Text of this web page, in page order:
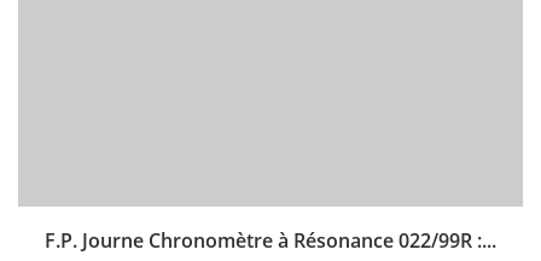
F.P. Journe Chronomètre à Résonance 022/99R :...